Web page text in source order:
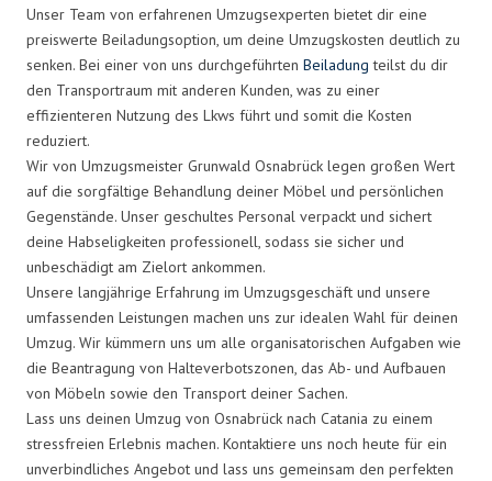
Unser Team von erfahrenen Umzugsexperten bietet dir eine
preiswerte Beiladungsoption, um deine Umzugskosten deutlich zu
senken. Bei einer von uns durchgeführten Beiladung teilst du dir
den Transportraum mit anderen Kunden, was zu einer
effizienteren Nutzung des Lkws führt und somit die Kosten
reduziert.
Wir von Umzugsmeister Grunwald Osnabrück legen großen Wert
auf die sorgfältige Behandlung deiner Möbel und persönlichen
Gegenstände. Unser geschultes Personal verpackt und sichert
deine Habseligkeiten professionell, sodass sie sicher und
unbeschädigt am Zielort ankommen.
Unsere langjährige Erfahrung im Umzugsgeschäft und unsere
umfassenden Leistungen machen uns zur idealen Wahl für deinen
Umzug. Wir kümmern uns um alle organisatorischen Aufgaben wie
die Beantragung von Halteverbotszonen, das Ab- und Aufbauen
von Möbeln sowie den Transport deiner Sachen.
Lass uns deinen Umzug von Osnabrück nach Catania zu einem
stressfreien Erlebnis machen. Kontaktiere uns noch heute für ein
unverbindliches Angebot und lass uns gemeinsam den perfekten